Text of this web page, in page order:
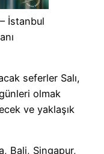
İstanbul
seferler Salı,
olmak
ve yaklaşık
Bali, Singapur,